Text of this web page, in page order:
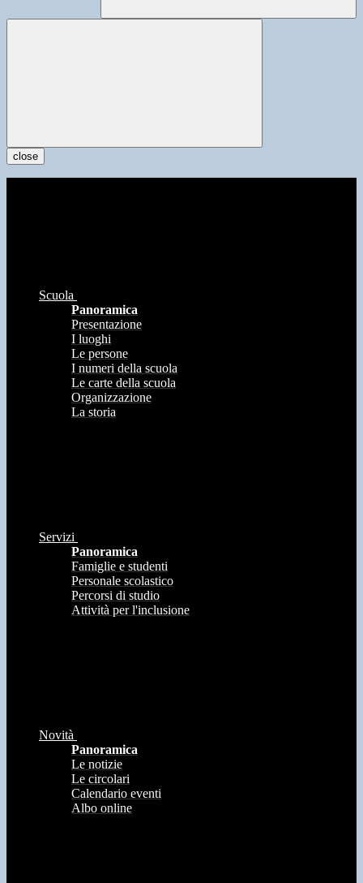
close
Scuola
Panoramica
Presentazione
I luoghi
Le persone
I numeri della scuola
Le carte della scuola
Organizzazione
La storia
Servizi
Panoramica
Famiglie e studenti
Personale scolastico
Percorsi di studio
Attività per l'inclusione
Novità
Panoramica
Le notizie
Le circolari
Calendario eventi
Albo online